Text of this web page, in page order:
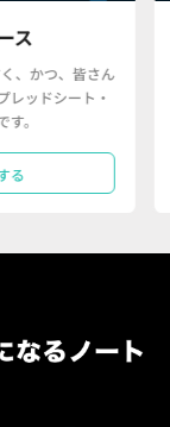
つ、皆さん
ドシート・